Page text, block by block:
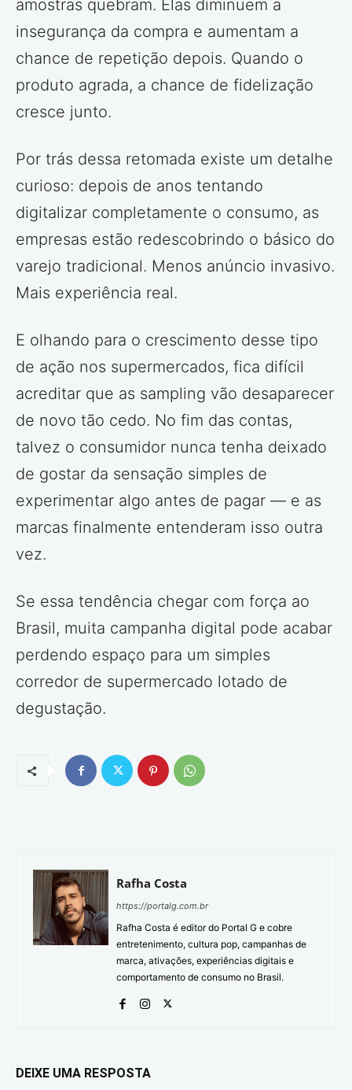
amostras quebram. Elas diminuem a
insegurança da compra e aumentam a
chance de repetição depois. Quando o
produto agrada, a chance de fidelização
cresce junto.
Por trás dessa retomada existe um detalhe
curioso: depois de anos tentando
digitalizar completamente o consumo, as
empresas estão redescobrindo o básico do
varejo tradicional. Menos anúncio invasivo.
Mais experiência real.
E olhando para o crescimento desse tipo
de ação nos supermercados, fica difícil
acreditar que as sampling vão desaparecer
de novo tão cedo. No fim das contas,
talvez o consumidor nunca tenha deixado
de gostar da sensação simples de
experimentar algo antes de pagar — e as
marcas finalmente entenderam isso outra
vez.
Se essa tendência chegar com força ao
Brasil, muita campanha digital pode acabar
perdendo espaço para um simples
corredor de supermercado lotado de
degustação.
Rafha Costa
https://portalg.com.br
Rafha Costa é editor do Portal G e cobre
entretenimento, cultura pop, campanhas de
marca, ativações, experiências digitais e
comportamento de consumo no Brasil.
DEIXE UMA RESPOSTA